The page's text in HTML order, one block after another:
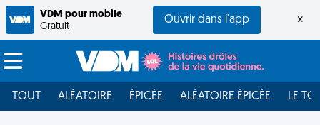
VDM pour mobile
Gratuit
Ouvrir dans l'app ×
TOUT ALÉATOIRE ÉPICÉE ALÉATOIRE ÉPICÉE LE